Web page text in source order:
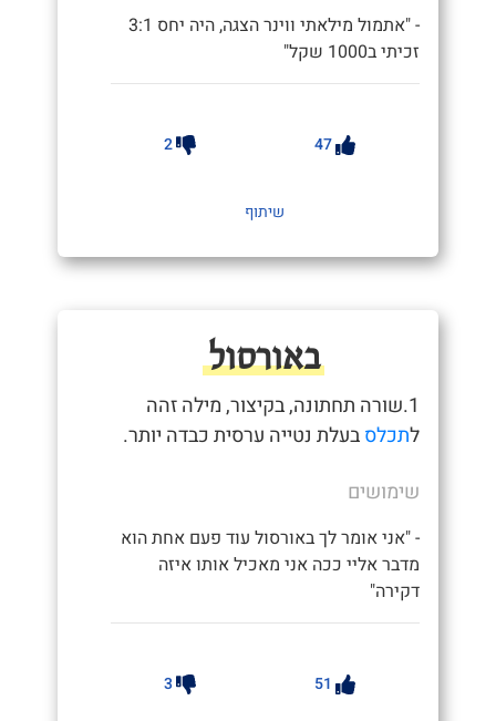
- "אתמול מילאתי ווינר הצגה, היה יחס 3:1
זכיתי ב1000 שקל"
47
2
שיתוף
באורסול
1.שורה תחתונה, בקיצור, מילה זהה
לתכלסבעלת נטייה ערסית כבדה יותר.
שימושים
- "אני אומר לך באורסול עוד פעם אחת הוא
מדבר אליי ככה אני מאכיל אותו איזה
דקירה"
51
3